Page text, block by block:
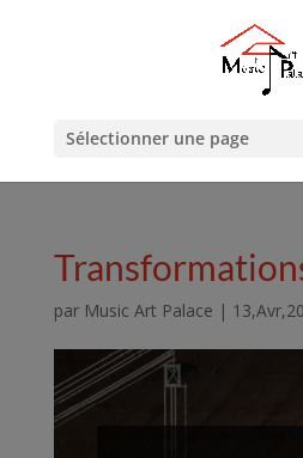
Sélectionner une page
par Music Art Palace |